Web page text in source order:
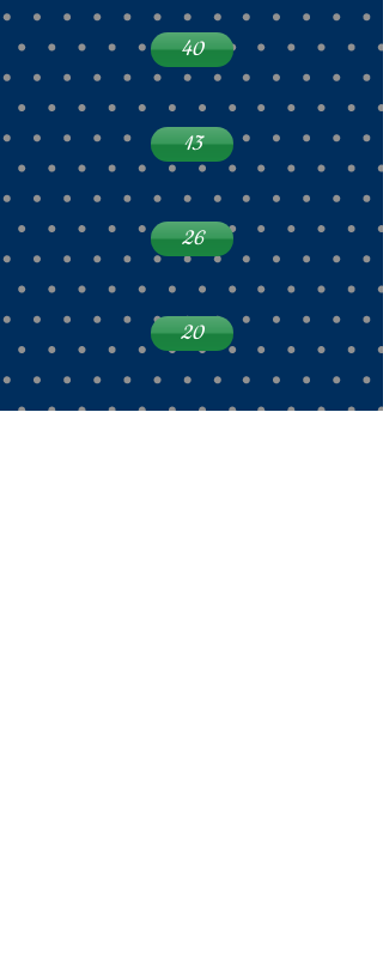
20
26
13
40